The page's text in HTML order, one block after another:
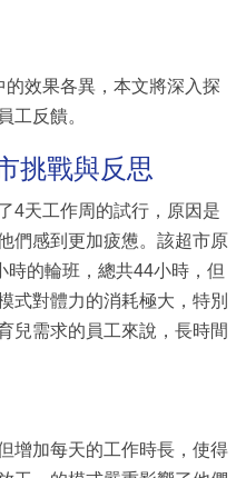
效果各異，本文將深入探
工反饋。
挑戰與反思
4天工作周的試行，原因是
們感到更加疲憊。該超市原
的輪班，總共44小時，但
式對體力的消耗極大，特別
兒需求的員工來說，長時間
增加每天的工作時長，使得